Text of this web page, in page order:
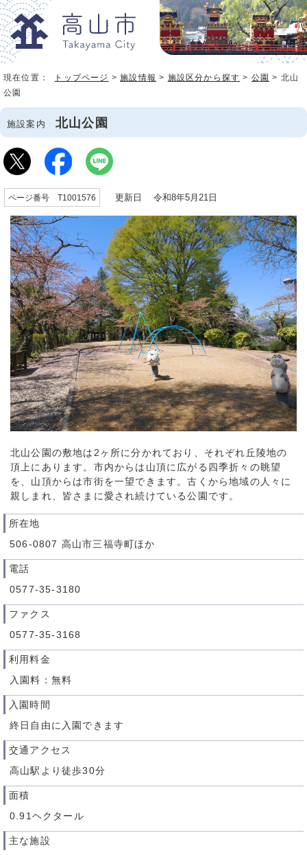
現在位置： トップページ >施設情報 > 施設区分から探す > 公園 > 北山
公園
施設案内 北山公園
ページ番号 T1001576 更新日 令和8年5月21日
北山公園の敷地は2ヶ所に分かれており、それぞれ丘陵地の
頂上にあります。市内からは山頂に広がる四季折々の眺望
を、山頂からは市街を一望できます。古くから地域の人々に
親しまれ、皆さまに愛され続けている公園です。
所在地
506-0807 高山市三福寺町ほか
電話
0577-35-3180
ファクス
0577-35-3168
利用料金
入園料：無料
入園時間
終日自由に入園できます
交通アクセス
高山駅より徒歩30分
面積
0.91ヘクタール
主な施設